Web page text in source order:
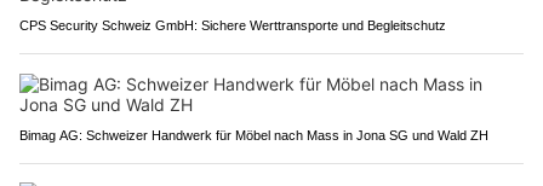
CPS Security Schweiz GmbH: Sichere Werttransporte und Begleitschutz
Bimag AG: Schweizer Handwerk für Möbel nach Mass in Jona SG und Wald ZH